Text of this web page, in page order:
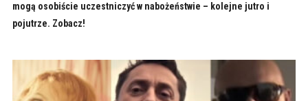
mogą osobiście uczestniczyć w nabożeństwie – kolejne jutro i
pojutrze. Zobacz!